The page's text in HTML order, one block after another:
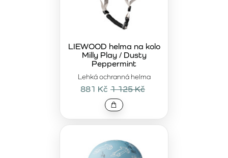
Lehká ochranná helma
LIEWOOD helma na kolo
Milly Play / Dusty
Peppermint
881 Kč 1 125 Kč